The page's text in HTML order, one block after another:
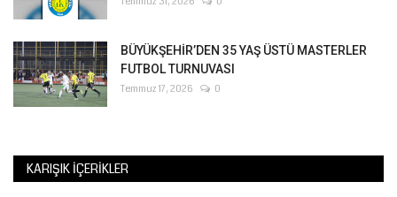
BÜYÜKŞEHİR’DEN 35 YAŞ ÜSTÜ MASTERLER
FUTBOL TURNUVASI
Temmuz 17, 2026 0
KARIŞIK İÇERIKLER